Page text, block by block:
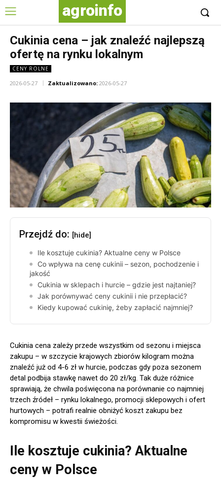
agroinfo
Cukinia cena – jak znaleźć najlepszą
ofertę na rynku lokalnym
CENY ROLNE
2026-05-27 Zaktualizowano: 2026-05-27
Przejdź do: [hide]
Ile kosztuje cukinia? Aktualne ceny w Polsce
Co wpływa na cenę cukinii – sezon, pochodzenie i
jakość
Cukinia w sklepach i hurcie – gdzie jest najtaniej?
Jak porównywać ceny cukinii i nie przepłacić?
Kiedy kupować cukinię, żeby zapłacić najmniej?
Cukinia cena zależy przede wszystkim od sezonu i miejsca
zakupu – w szczycie krajowych zbiorów kilogram można
znaleźć już od 4-6 zł w hurcie, podczas gdy poza sezonem
detal podbija stawkę nawet do 20 zł/kg. Tak duże różnice
sprawiają, że chwila poświęcona na porównanie co najmniej
trzech źródeł – rynku lokalnego, promocji sklepowych i ofert
hurtowych – potrafi realnie obniżyć koszt zakupu bez
kompromisu w kwestii świeżości.
Ile kosztuje cukinia? Aktualne
ceny w Polsce